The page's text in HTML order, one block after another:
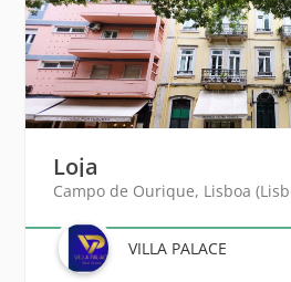
Loja
Campo de Ourique, Lisboa
VILLA PALACE